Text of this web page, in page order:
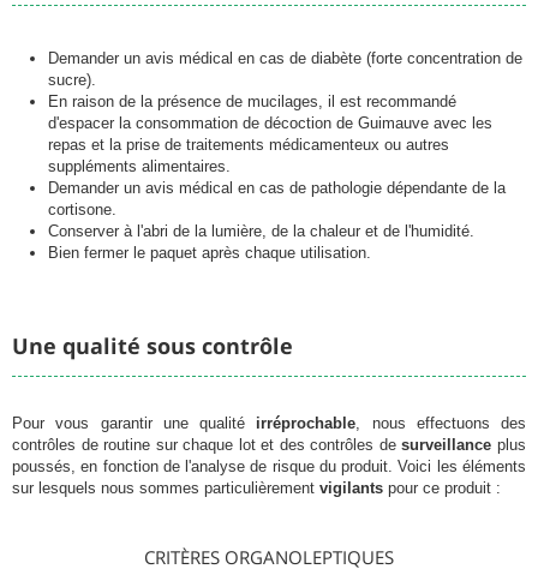
Demander un avis médical en cas de diabète (forte concentration de
sucre).
En raison de la présence de mucilages, il est recommandé
d'espacer la consommation de décoction de Guimauve avec les
repas et la prise de traitements médicamenteux ou autres
suppléments alimentaires.
Demander un avis médical en cas de pathologie dépendante de la
cortisone.
Conserver à l'abri de la lumière, de la chaleur et de l'humidité.
Bien fermer le paquet après chaque utilisation.
Une qualité sous contrôle
Pour vous garantir une qualité irréprochable, nous effectuons des
contrôles de routine sur chaque lot et des contrôles desurveillance plus
poussés, en fonction de l'analyse de risque du produit. Voici les éléments
sur lesquels nous sommes particulièrement vigilants pour ce produit :
CRITÈRES ORGANOLEPTIQUES